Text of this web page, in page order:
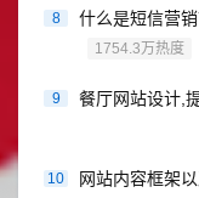
8 什么是短信营
1754.3万热度
9 餐厅网站设计,
10 网站内容框架